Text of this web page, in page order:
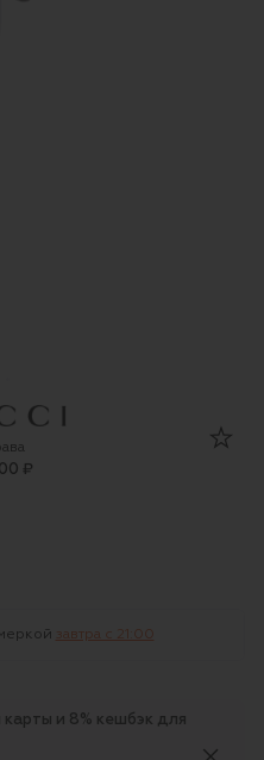
₽
завтра c 21:00
и 8% кешбэк для